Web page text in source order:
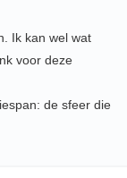
Ik kan wel wat
voor deze
de sfeer die